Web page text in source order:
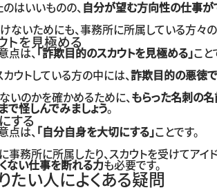
はいいものの、 自分が望む方向性の仕事が
ないためにも、事務所に所属している方々
トを見極める
点は、 「詐欺目的のスカウトを見極める」こと
ウトしている方の中には、 詐欺目的の悪徳
いのかを確かめるために、 もらった名刺の
で怪しんでみましょう。
する
点は、 「自分自身を大切にする」ことです。
事務所に所属したり、スカウトを受けてアイ
ない仕事を断れる力も必要です。
たい人によくある疑問